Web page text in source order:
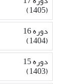
(1405)
دوره 16
(1404)
دوره 15
(1403)